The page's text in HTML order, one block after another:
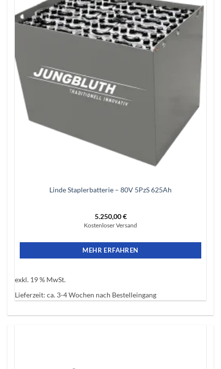
Linde Staplerbatterie – 80V 5PzS 625Ah
5.250,00€
Kostenloser Versand
MEHR ERFAHREN
exkl. 19 % MwSt.
Lieferzeit: ca. 3-4 Wochen nach Bestelleingang